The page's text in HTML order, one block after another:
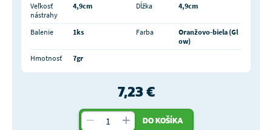
Veľkosť
nástrahy
4,9cm Dĺžka 4,9cm
Balenie 1ks Farba
Oranžovo-biela (Gl
ow)
Hmotnosť
7gr
7,23 €
DO KOŠÍKA